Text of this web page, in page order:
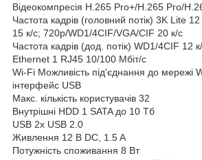
Відеокомпресія H.265 Pro+/H.265 Pro/
Частота кадрів (головний потік) 3K Lite
15 к/с; 720p/WD1/4CIF/VGA/CIF 20 к/с
Частота кадрів (дод. потік) WD1/4CIF 12
Ethernet 1 RJ45 10/100 Мбіт/с
Wi-Fi Можливість під'єднання до мережі
інтерфейс USB
Макс. кількість користувачів 32
Внутрішні HDD 1 SATA до 10 Тб
USB 2х USB 2.0
Живлення 12 В DC, 1.5 A
Потужність споживання 8 Вт